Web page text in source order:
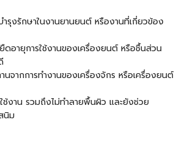
รุงรักษาในงานยานยนต์ หรืองานที่เกี่ยวข้อง
ดอายุการใช้งานของเครื่องยนต์ หรือชื้นส่วน
นจากการทำงานของเครื่องจักร หรือเครื่องยนต์
งาน รวมถึงไม่ทำลายพื้นผิว และยังช่วย
นิม